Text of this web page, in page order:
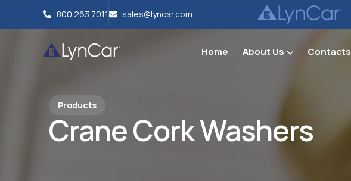
800.263.7011 sales@lyncar.com
Home About Us Contacts
Products
Crane Cork Washers